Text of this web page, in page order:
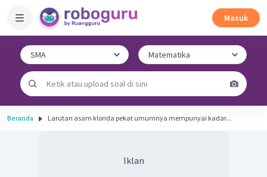
Masuk
Beranda Larutan asam klorida pekat umumnya mempunyai kadar...
Iklan